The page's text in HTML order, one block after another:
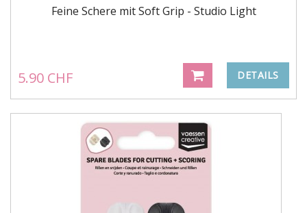
Feine Schere mit Soft Grip - Studio Light
5.90 CHF DETAILS